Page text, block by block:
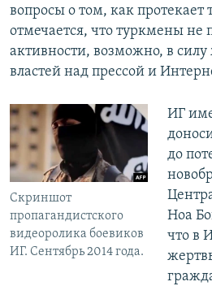
вопросы о том, как
отмечается, что туркмены не
активности, возможно, в силу
властей над прессой и
Скриншот
пропагандистского
видеоролика боевиков
ИГ. Сентябрь 2014 года.
ИГ
до
Ноа
что в